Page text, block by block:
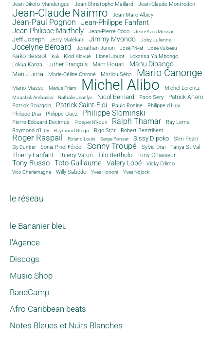
Jean Dikoto Mandengue Jean-Christophe Maillard Jean-Claude Montredon
Jean-Claude Naimro Jean-Marc Albicy
Jean-Paul Pognon
Jean-Philippe Fanfant
Jean-Philippe Marthely
Jean-Pierre Coco Jean-Yves Messan
Jeff Joseph Jerry Malekani Jimmy Mvondo Joby Julienne
Jocelyne Béroard Jonathan Jurion José Privat Jose Vulbeau
Kako Bessot Kali Klod Kiavué Lionel Jouot
Lokassa Ya Mbongo
Lokua Kanza
Luther François Mam Houari Manu Dibango
Manu Lima Marie-Céline Chroné Marilou Séba Mario Canonge
Mario Masse Marius Priam Michel Alibo Michel Lorentz
Moustick Ambassa Nathalie Jeanlys Nicol Bernard Paco Sery
Patrick Artero
Patrick Bourgoin
Patrick Saint-Eloi Paulo Rosine
Philippe d'Huy
Philippe Drai
Philippe Guez Philippe Slominski
Pierre-Edouard Decimus Prosper N'kouri Ralph Thamar
Ray Lema
Raymond d'Huy
Raymond Grego Rigo Star Robert Benzrihem
Roger Raspail Roland Louis Serge Ponsar Sissy Dipoko Slim Pezin
Sly Dunbar Sonia Pinel-Féréol Sonny Troupé Sylvie Drai Tanya St-Val
Thierry Fanfant Thierry Vaton Tilo Bertholo Tony Chasseur
Tony Russo Toto Guillaume Valery Lobé Vicky Edimo
Vico Charlemagne Willy Salzédo Yves Honoré Yves Ndjock
le réseau
le Bananier bleu
l'Agence
Discogs
Music Shop
BandCamp
Afro Caribbean beats
Notes Bleues et Nuits Blanches